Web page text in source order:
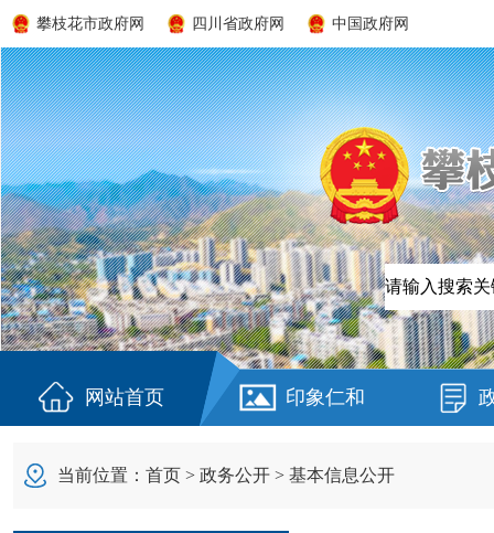
攀枝花市政府网 四川省政府网 中国政府网
网站首页 印象仁和
当前位置： 首页 > 政务公开 > 基本信息公开